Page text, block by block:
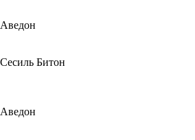
Аведон
Сесиль Битон
Аведон